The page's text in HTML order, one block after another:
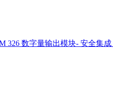
326 数字量输出模块- 安全集成